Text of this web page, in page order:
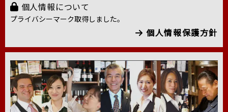
個人情報について
プライバシーマーク取得しました。
個人情報保護方針